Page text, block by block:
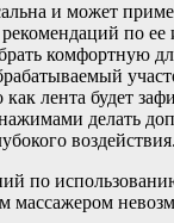
и может
рекомендаций по
комфортную
лента будет
делать
воздействия.
по
массажером